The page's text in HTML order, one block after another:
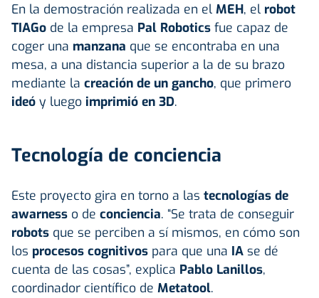
En la demostración realizada en el MEH, el robot
TIAGo de la empresa Pal Robotics fue capaz de
coger una manzana que se encontraba en una
mesa, a una distancia superior a la de su brazo
mediante la creación de un gancho, que primero
ideó y luego imprimió en 3D.
Tecnología de conciencia
Este proyecto gira en torno a las tecnologías de
awarness o de conciencia. “Se trata de conseguir
robots que se perciben a sí mismos, en cómo son
los procesos cognitivos para que una IA se dé
cuenta de las cosas”, explica Pablo Lanillos,
coordinador científico de Metatool.